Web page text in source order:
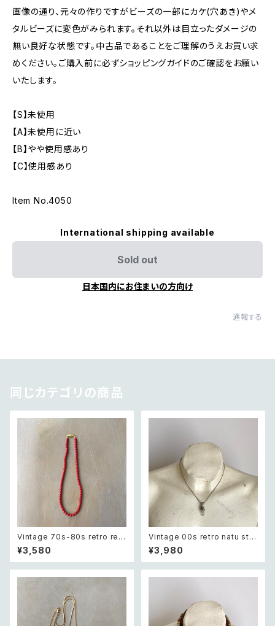
画像の通り、元々の作りですがビーズの一部にカケ(穴あき)やメ
タルビーズに変色がみられます。それ以外は目立ったダメージの
無い良好な状態です。中古品であることをご理解のうえお買い求
めください。ご購入前に必ずショッピングガイドのご確認をお願い
いたします。
【S】未使用
【A】未使用に近い
【B】やや使用感あり
【C】使用感あり
Item No.4050
International shipping available
Sold out
日本国内にお住まいの方向け
通報する
同じカテゴリの商品
Vintage 70s-80s retro red
beads necklace レトロ ヴィ
ンテージ アクセサリー レッド 赤
ビーズ ネックレス
¥3,580
Vintage 00s retro natu sto
ne quartz wire work neckla
ce レトロ ヴィンテージ アクセ
サリー 天然石 クオーツ ワイヤ
¥3,980